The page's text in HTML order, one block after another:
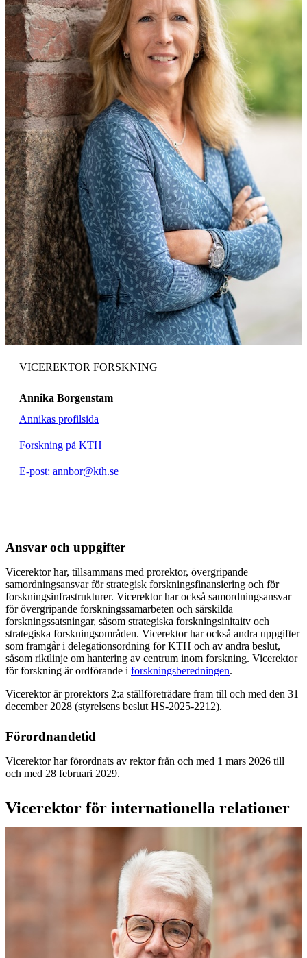
VICEREKTOR FORSKNING
Annika Borgenstam
Annikas profilsida
Forskning på KTH
E-post: annbor@kth.se
Ansvar och uppgifter
Vicerektor har, tillsammans med prorektor, övergripande
samordningsansvar för strategisk forskningsfinansiering och för
forskningsinfrastrukturer. Vicerektor har också samordningsansvar
för övergripande forskningssamarbeten och särskilda
forskningssatsningar, såsom strategiska forskningsinitaitv och
strategiska forskningsområden. Vicerektor har också andra uppgifter
som framgår i delegationsordning för KTH och av andra beslut,
såsom riktlinje om hantering av centrum inom forskning. Vicerektor
för forskning är ordförande i forskningsberedningen.
Vicerektor är prorektors 2:a ställföreträdare fram till och med den 31
december 2028 (styrelsens beslut HS-2025-2212).
Förordnandetid
Vicerektor har förordnats av rektor från och med 1 mars 2026 till
och med 28 februari 2029.
Vicerektor för internationella relationer